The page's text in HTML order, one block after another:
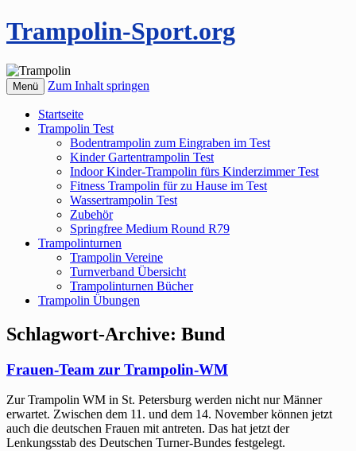
Trampolin-Sport.org
Menü Zum Inhalt springen
Startseite
Trampolin Test
Bodentrampolin zum Eingraben im Test
Kinder Gartentrampolin Test
Indoor Kinder-Trampolin fürs Kinderzimmer Test
Fitness Trampolin für zu Hause im Test
Wassertrampolin Test
Zubehör
Springfree Medium Round R79
Trampolinturnen
Trampolin Vereine
Turnverband Übersicht
Trampolinturnen Bücher
Trampolin Übungen
Schlagwort-Archive: Bund
Frauen-Team zur Trampolin-WM
Zur Trampolin WM in St. Petersburg werden nicht nur Männer
erwartet. Zwischen dem 11. und dem 14. November können jetzt
auch die deutschen Frauen mit antreten. Das hat jetzt der
Lenkungsstab des Deutschen Turner-Bundes festgelegt.